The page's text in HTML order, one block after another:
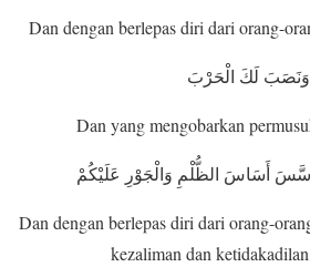
Dan dengan berlepas diri dari orang-
وَنَصَبَ لَكَ الْحَرْبَ
Dan yang mengobarkan
أَسَّسَ أَسَاسَ الظُّلْمِ وَالْجَوْرِ عَلَيْكُمْ
Dan dengan berlepas diri dari orang-
kezaliman dan